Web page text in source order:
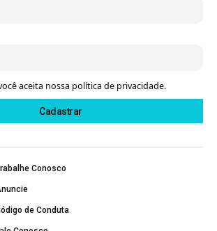
aceita nossa política de privacidade.
Conosco
de Conduta